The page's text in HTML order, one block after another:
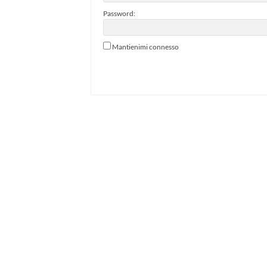
Password:
Mantienimi connesso